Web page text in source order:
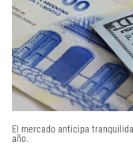
El mercado anticipa
año.